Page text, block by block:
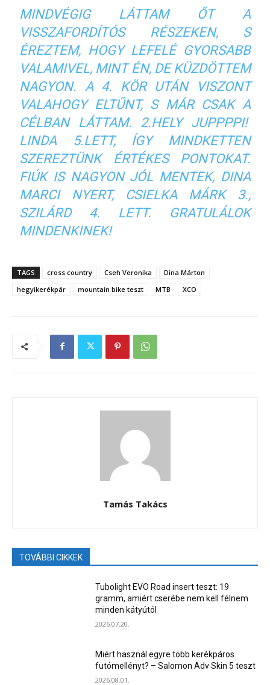
MINDVÉGIG LÁTTAM ŐT A
VISSZAFORDÍTÓS RÉSZEKEN, S
ÉREZTEM, HOGY LEFELÉ GYORSABB
VALAMIVEL, MINT ÉN, DE KÜZDÖTTEM
NAGYON. A 4. KÖR UTÁN VISZONT
VALAHOGY ELTŰNT, S MÁR CSAK A
CÉLBAN LÁTTAM. 2.HELY JUPPPPI!
LINDA 5.LETT, ÍGY MINDKETTEN
SZEREZTÜNK ÉRTÉKES PONTOKAT.
FIÚK IS NAGYON JÓL MENTEK, DINA
MARCI NYERT, CSIELKA MÁRK 3.,
SZILÁRD 4. LETT. GRATULÁLOK
MINDENKINEK!
TAGS cross country Cseh Veronika
Dina Márton
hegyikerékpár
mountain bike teszt MTB XCO
Tamás Takács
TOVÁBBI CIKKEK
Tubolight EVO Road insert teszt: 19
gramm, amiért cserébe nem kell félnem
minden kátyútól
2026.07.20.
Miért használ egyre több kerékpáros
futómellényt? – Salomon Adv Skin 5 teszt
2026.08.01.